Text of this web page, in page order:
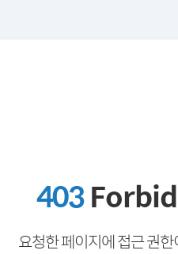
403
요청한 페이지에 접근 권